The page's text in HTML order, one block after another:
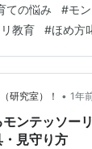
？！ ひたすら
、だいたい本に
イプの私は、い
言うだけではダ
て大事です。
しすぎて先…
ての悩み #モ
教育 #ほめ方
研究室）！ • 1年
モンテッソー
見守り方